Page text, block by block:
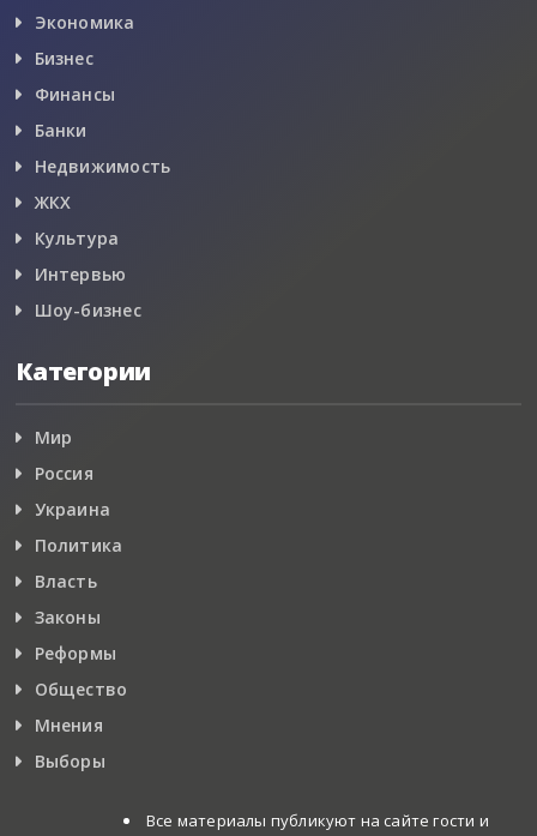
Экономика
Бизнес
Финансы
Банки
Недвижимость
ЖКХ
Культура
Интервью
Шоу-бизнес
Категории
Мир
Россия
Украина
Политика
Власть
Законы
Реформы
Общество
Мнения
Выборы
Все материалы публикуют на сайте гости и